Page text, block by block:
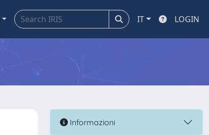
IT LOGIN
Informazioni